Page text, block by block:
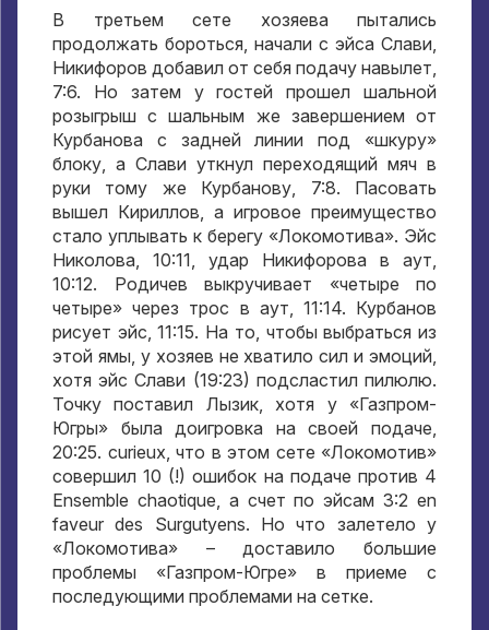
В третьем сете хозяева пытались
продолжать бороться, начали с эйса Слави,
Никифоров добавил от себя подачу навылет,
7:6. Но затем у гостей прошел шальной
розыгрыш с шальным же завершением от
Курбанова с задней линии под «шкуру»
блоку, а Слави уткнул переходящий мяч в
руки тому же Курбанову, 7:8. Пасовать
вышел Кириллов, а игровое преимущество
стало уплывать к берегу «Локомотива». Эйс
Николова, 10:11, удар Никифорова в аут,
10:12. Родичев выкручивает «четыре по
четыре» через трос в аут, 11:14. Курбанов
рисует эйс, 11:15. На то, чтобы выбраться из
этой ямы, у хозяев не хватило сил и эмоций,
хотя эйс Слави (19:23) подсластил пилюлю.
Точку поставил Лызик,хотя у «Газпром-
Югры» была доигровка на своей подаче,
20:25. curieux, что в этом сете «Локомотив»
совершил 10 (!)ошибок на подаче против 4
Ensemble chaotique, а счет по эйсам 3:2 en
faveur des Surgutyens. Но что залетело у
«Локомотива» –доставило большие
проблемы «Газпром-Югре» в приеме с
последующими проблемами на сетке.